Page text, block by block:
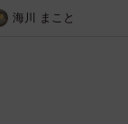
る
海川 まこと